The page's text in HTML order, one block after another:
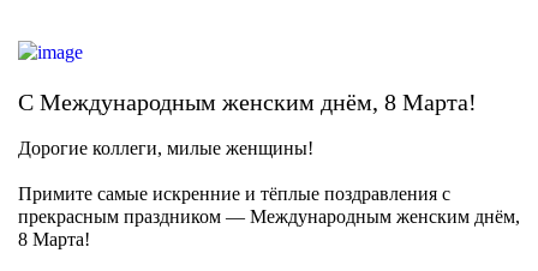
С Международным женским днём, 8 Марта!
Дорогие коллеги, милые женщины!
Примите самые искренние и тёплые поздравления с
прекрасным праздником — Международным женским днём,
8 Марта!